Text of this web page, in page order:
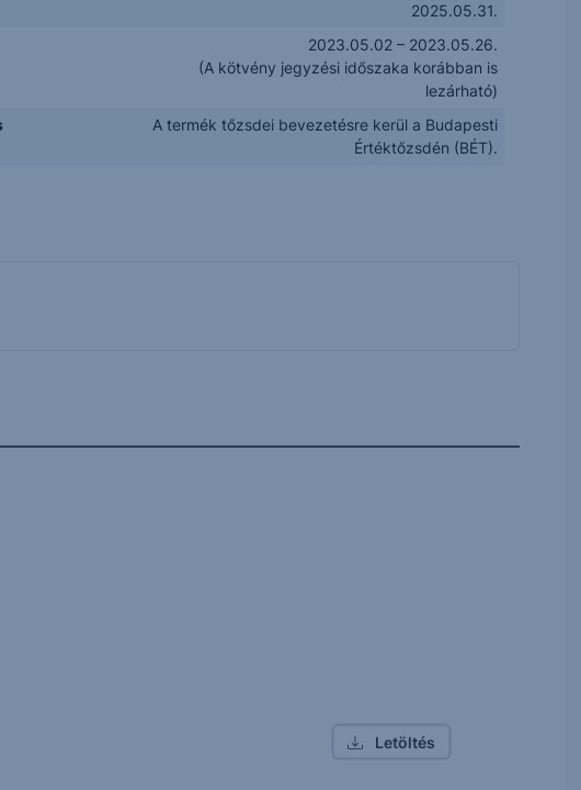
2025.05.31.
2023.05.02 – 2023.05.26.
(A kötvény jegyzési időszaka korábban is
lezárható)
A termék tőzsdei bevezetésre kerül a Budapesti
Értéktőzsdén (BÉT).
Letöltés